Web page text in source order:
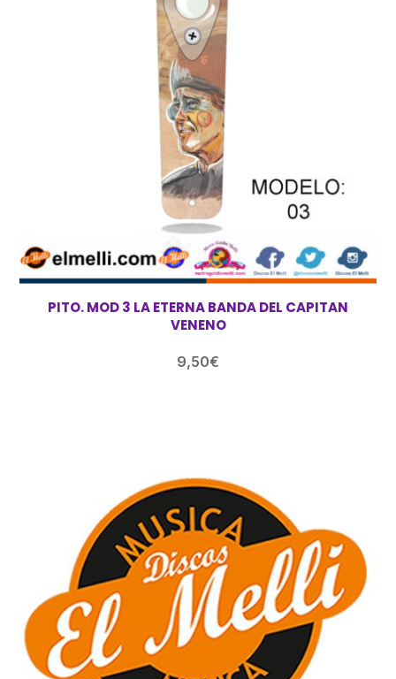
PITO. MOD 3 LA ETERNA BANDA DEL CAPITAN
VENENO
9,50€